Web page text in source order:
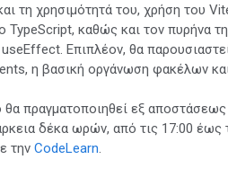
τη χρησιμότητά του, χρήση του
TypeScript, καθώς και τον πυρήνα
Επιπλέον, θα
η βασική οργάνωση φακέλων
θα πραγματοποιηθεί εξ
δέκα ωρών, από τις 17:00 έως
την CodeLearn.